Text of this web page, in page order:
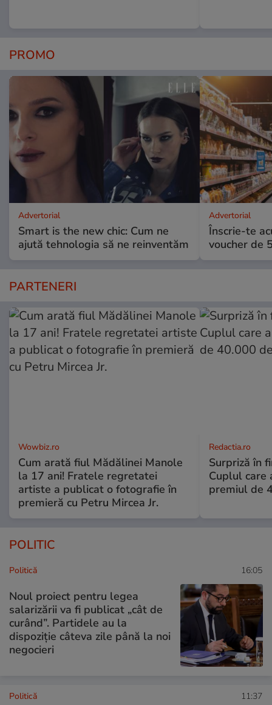
PROMO
Advertorial
Smart is the new chic: Cum ne
ajută tehnologia să ne reinventăm
Advertorial
Înscrie-te
voucher de
PARTENERI
Wowbiz.ro
Cum arată fiul Mădălinei Manole
la 17 ani! Fratele regretatei
artiste a publicat o fotografie în
premieră cu Petru Mircea Jr.
Redactia.ro
Surpriză în
Cuplul care
premiul de
POLITIC
Politică 16:05
Noul proiect pentru legea
salarizării va fi publicat „cât de
curând”. Partidele au la
dispoziție câteva zile până la noi
negocieri
Politică 11:37